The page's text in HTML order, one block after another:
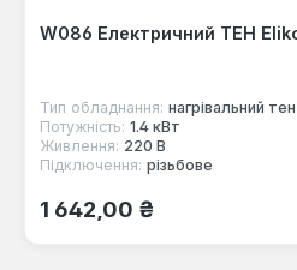
W086 Електричний ТЕН
Тип обладнання: нагрівальний тен
Потужність: 1.4 кВт
Живлення: 220 В
Підключення: різьбове
Звичайна ціна:
1 642,00 ₴